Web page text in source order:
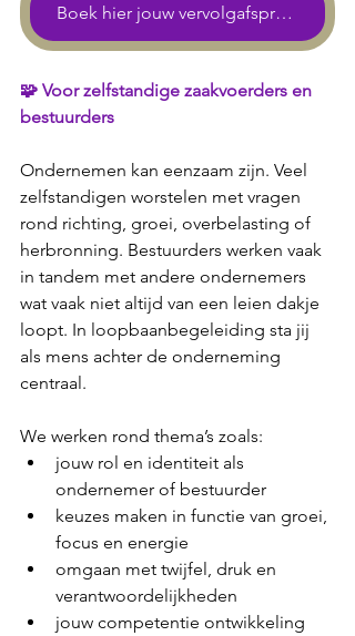
Boek hier jouw vervolgafspraak
🧩 Voor zelfstandige zaakvoerders en
bestuurders
Ondernemen kan eenzaam zijn. Veel
zelfstandigen worstelen met vragen
rond richting, groei, overbelasting of
herbronning. Bestuurders werken vaak
in tandem met andere ondernemers
wat vaak niet altijd van een leien dakje
loopt. In loopbaanbegeleiding sta jij
als mens achter de onderneming
centraal.
We werken rond thema’s zoals:
jouw rol en identiteit als
ondernemer of bestuurder
keuzes maken in functie van groei,
focus en energie
omgaan met twijfel, druk en
verantwoordelijkheden
jouw competentie ontwikkeling